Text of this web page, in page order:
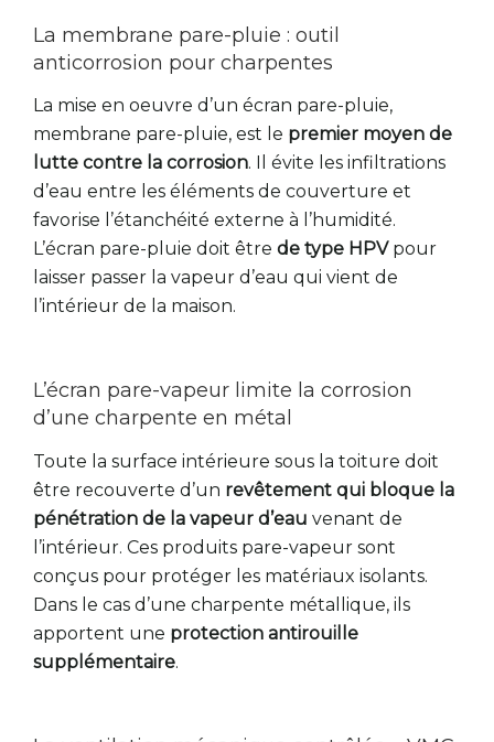
La membrane pare-pluie : outil
anticorrosion pour charpentes
La mise en oeuvre d’un écran pare-pluie,
membrane pare-pluie, est le premier moyen de
lutte contre la corrosion. Il évite les infiltrations
d’eau entre les éléments de couverture et
favorise l’étanchéité externe à l’humidité.
L’écran pare-pluie doit être de type HPV pour
laisser passer la vapeur d’eau qui vient de
l’intérieur de la maison.
L’écran pare-vapeur limite la corrosion
d’une charpente en métal
Toute la surface intérieure sous la toiture doit
être recouverte d’un revêtement qui bloque la
pénétration de la vapeur d’eau venant de
l’intérieur. Ces produits pare-vapeur sont
conçus pour protéger les matériaux isolants.
Dans le cas d’une charpente métallique, ils
apportent une protection antirouille
supplémentaire.